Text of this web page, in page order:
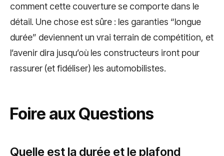
comment cette couverture se comporte dans le
détail. Une chose est sûre : les garanties “longue
durée” deviennent un vrai terrain de compétition, et
l’avenir dira jusqu’où les constructeurs iront pour
rassurer (et fidéliser) les automobilistes.
Foire aux Questions
Quelle est la durée et le plafond